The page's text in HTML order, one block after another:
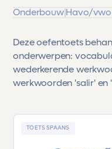
Onderbouw|Havo/vwo
Deze oefentoets
onderwerpen:
wederkerende
werkwoorden 'salir' en
TOETS SPAANS